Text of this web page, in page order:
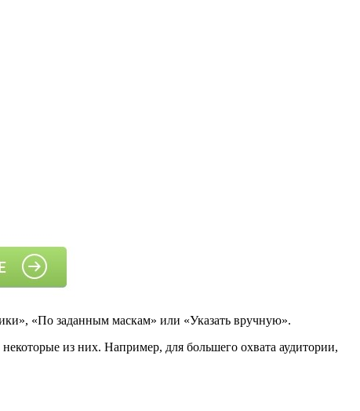
«По заданным маскам» или «Указать вручную».
из них. Например, для большего охвата аудитории,